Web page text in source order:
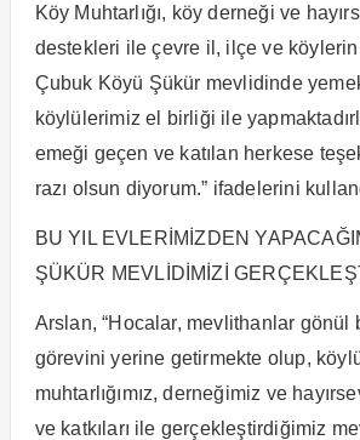
Köy Muhtarlığı, köy derneği ve
destekleri ile çevre il, ilçe ve köylerin
Çubuk Köyü Şükür mevlidinde
köylülerimiz el birliği ile
emeği geçen ve katılan herkese
razı olsun diyorum.” ifadelerini
BU YIL EVLERİMİZDEN
ŞÜKÜR MEVLİDİMİZİ
Arslan, “Hocalar, mevlithanlar gönül
görevini yerine getirmekte olup,
muhtarlığımız, derneğimiz ve
ve katkıları ile gerçekleştirdiğimiz